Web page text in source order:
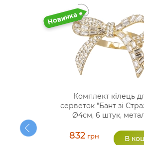
Комплект кілець
серветок "Бант зі
Ø4см, 6 штук,
832 грн